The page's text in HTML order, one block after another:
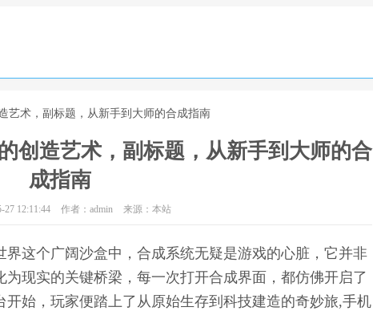
艺术，副标题，从新手到大师的合成指南
创造艺术，副标题，从新手到大师的合
成指南
27 12:11:44 作者：admin 来源：本站
这个广阔沙盒中，合成系统无疑是游戏的心脏，它并非
现实的关键桥梁，每一次打开合成界面，都仿佛开启了
始，玩家便踏上了从原始生存到科技建造的奇妙旅,手机